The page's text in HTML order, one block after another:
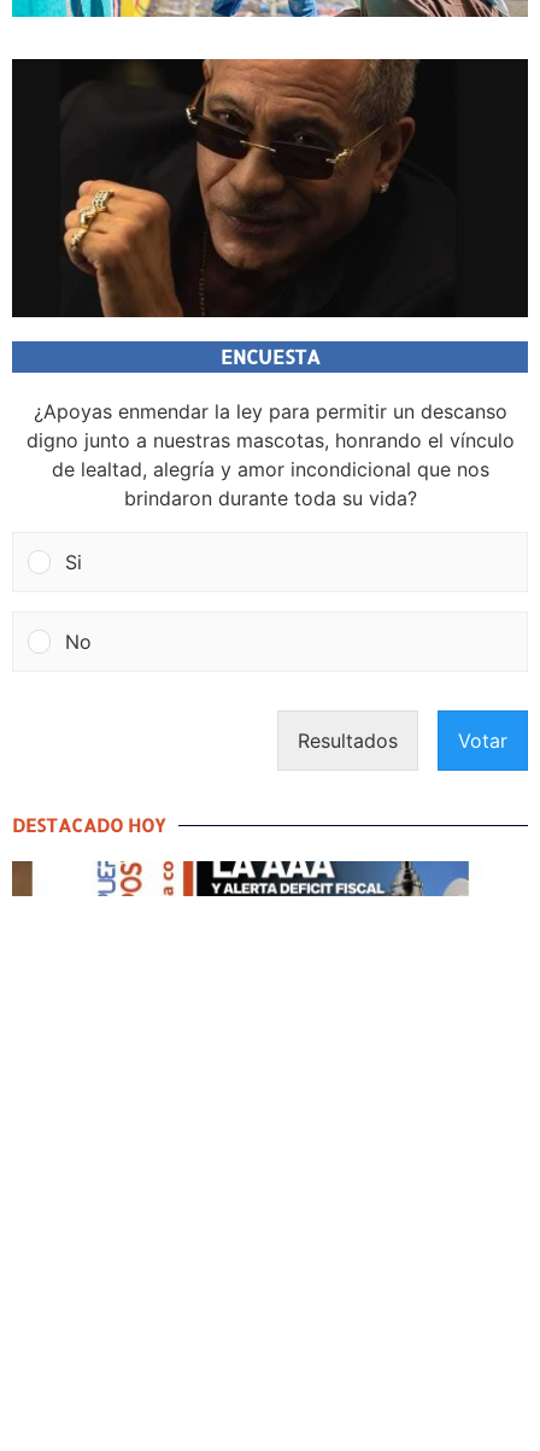
ENCUESTA
¿Apoyas enmendar la ley para permitir un descanso
digno junto a nuestras mascotas, honrando el vínculo
de lealtad, alegría y amor incondicional que nos
brindaron durante toda su vida?
Si
No
Resultados Votar
DESTACADO HOY